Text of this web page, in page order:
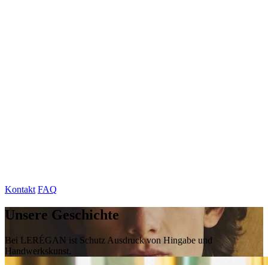
Kontakt FAQ
Unsere Geschichte
Bei LERÉGAN ist Schutz Ausdruck von Hingabe und
Handwerkskunst.